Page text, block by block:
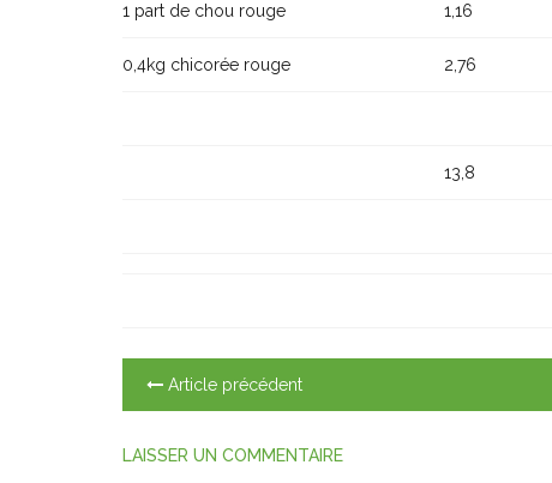
1 part de chou rouge 1,16
0,4kg chicorée rouge 2,76
13,8
Article précédent
LAISSER UN COMMENTAIRE